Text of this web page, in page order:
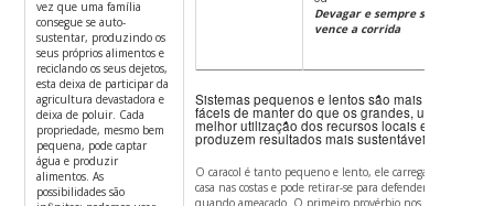
vez que uma família
consegue se auto-
sustentar, produzindo os
seus próprios alimentos e
reciclando os seus dejetos,
esta deixa de participar da
agricultura devastadora e
deixa de poluir. Cada
propriedade, mesmo bem
pequena, pode captar
água e produzir
alimentos. As
possibilidades são
Devagar e sempre se
vence a corrida
Sistemas pequenos e lentos são mais
fáceis de manter do que os grandes, uma
melhor utilização dos recursos locais e
produzem resultados mais sustentáveis.
O caracol é tanto pequeno e lento, ele carrega sua
casa nas costas e pode retirar-se para defender-se
quando ameaçado. O primeiro provérbio nos